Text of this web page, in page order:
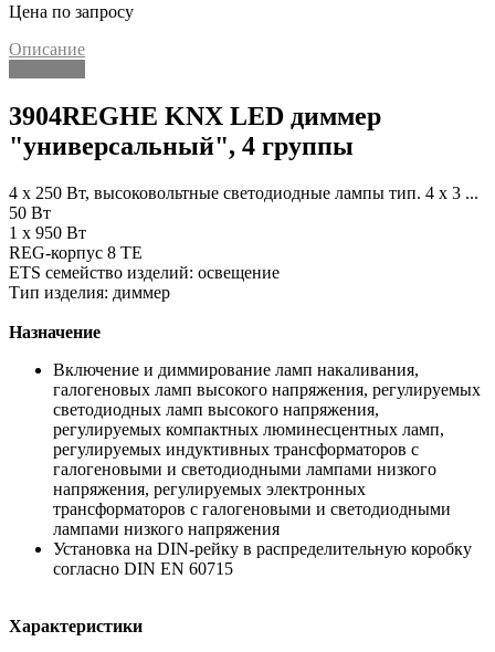
Цена по запросу
Описание
3904REGHE KNX LED диммер
"универсальный", 4 группы
4 x 250 Вт, высоковольтные светодиодные лампы тип. 4 x 3 ...
50 Вт
1 x 950 Вт
REG-корпус 8 TE
ETS семейство изделий: освещение
Тип изделия: диммер
Назначение
Включение и диммирование ламп накаливания,
галогеновых ламп высокого напряжения, регулируемых
светодиодных ламп высокого напряжения,
регулируемых компактных люминесцентных ламп,
регулируемых индуктивных трансформаторов с
галогеновыми и светодиодными лампами низкого
напряжения, регулируемых электронных
трансформаторов с галогеновыми и светодиодными
лампами низкого напряжения
Установка на DIN-рейку в распределительную коробку
согласно DIN EN 60715
Характеристики